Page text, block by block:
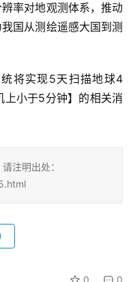
率对地观测体系，推动
国从测绘遥感大国到测
将实现5天扫描地球4
小于5分钟】的相关消
注明出处：
0 0